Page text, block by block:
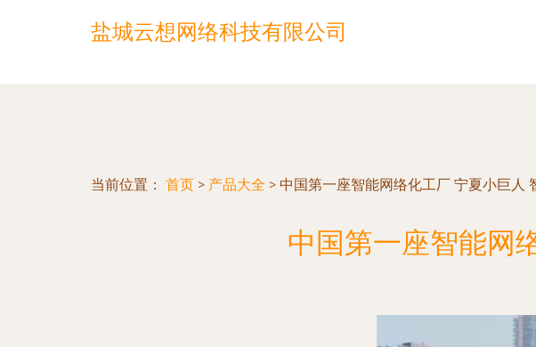
盐城云想网络科技有限公司
当前位置： 首页 > 产品大全 > 中国第一座智能网络化工厂 宁夏小巨人
中国第一座智能网